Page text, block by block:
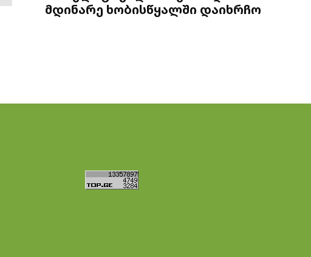
მდინარე ხობისწყალში დაიხრჩო